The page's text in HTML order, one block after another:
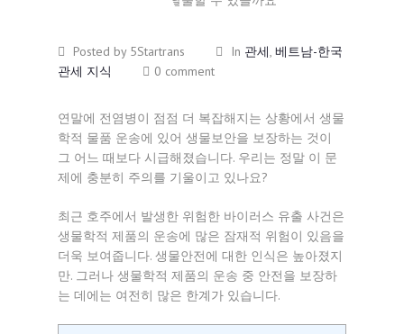
Posted by 5Startrans In 관세, 베트남-한국
관세 지식
0 comment
연말에 전염병이 점점 더 복잡해지는 상황에서 생물
학적 물품 운송에 있어 생물보안을 보장하는 것이
그 어느 때보다 시급해졌습니다. 우리는 정말 이 문
제에 충분히 주의를 기울이고 있나요?
최근 호주에서 발생한 위험한 바이러스 유출 사건은
생물학적 제품의 운송에 많은 잠재적 위험이 있음을
더욱 보여줍니다. 생물안전에 대한 인식은 높아졌지
만. 그러나 생물학적 제품의 운송 중 안전을 보장하
는 데에는 여전히 많은 한계가 있습니다.